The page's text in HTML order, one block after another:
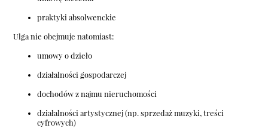
praktyki absolwenckie
Ulga nie obejmuje natomiast:
umowy o dzieło
działalności gospodarczej
dochodów z najmu nieruchomości
działalności artystycznej (np. sprzedaż muzyki, treści
cyfrowych)